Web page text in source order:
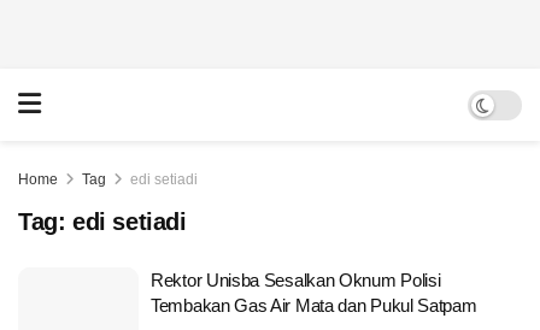
Home Tag edi setiadi
Tag: edi setiadi
Rektor Unisba Sesalkan Oknum Polisi
Tembakan Gas Air Mata dan Pukul Satpam